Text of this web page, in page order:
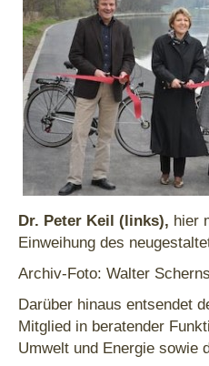
Dr. Peter Keil (links), hier
Einweihung des
Archiv-Foto: Walter
Darüber hinaus entsendet
Mitglied in beratender
Umwelt und Energie sowie